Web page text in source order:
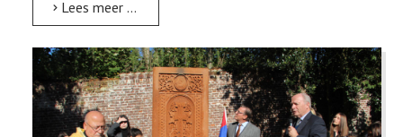
Lees meer …